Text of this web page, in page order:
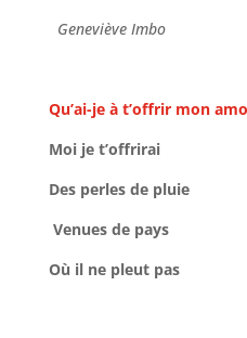
Geneviève Imbo
Qu’ai-je à t’offrir mon
Moi je t’offrirai
Des perles de pluie
Venues de pays
Où il ne pleut pas